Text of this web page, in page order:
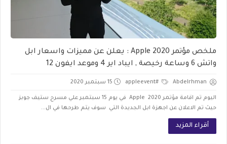
ملخص مؤتمر Apple 2020 : يعلن عن مميزات واسعار ابل
واتش 6 وساعة رخيصة , ايباد اير 4 وموعد ايفون 12
Abdelrhman
#appleevent 15 سبتمبر 2020
اليوم تم اقامة مؤتمر Apple 2020 في يوم 15 سبتمبر علي مسرح ستيف جوبز
حيث تم الاعلان عن اجهزة ابل الجديدة التي سوف يتم طرحها في ال...
أقراء المزيد